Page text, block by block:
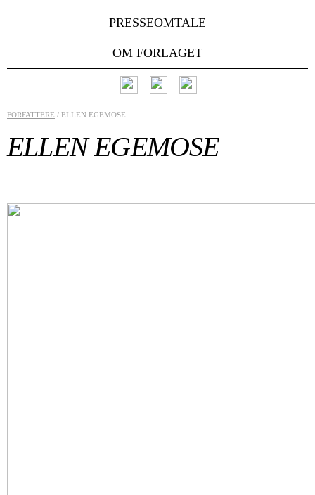
PRESSEOMTALE
OM FORLAGET
FORFATTERE / ELLEN EGEMOSE
ELLEN EGEMOSE